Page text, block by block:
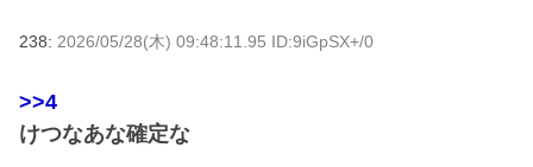
238: 2026/05/28(木) 09:48:11.95 ID:9iGpSX+/0
>>4
けつなあな確定な